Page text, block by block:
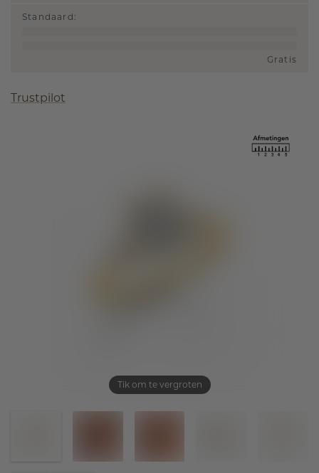
Tik om te vergroten
Standaard :
Gratis
Trustpilot